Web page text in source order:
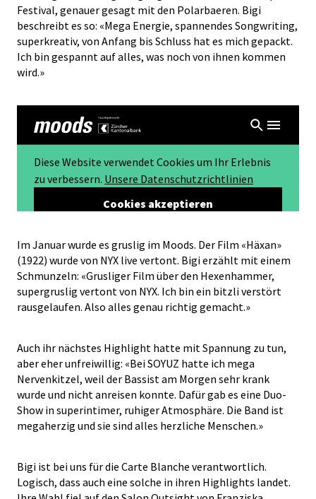
Festival, genauer gesagt mit den Polarbaeren. Bigi
beschreibt es so: «Mega Energie, spannendes Songwriting,
superkreativ, von Anfang bis Schluss hat es mich gepackt.
Ich bin gespannt auf alles, was noch von ihnen kommen
wird.»
Im Januar wurde es gruslig im Moods. Der Film «Häxan»
(1922) wurde von NYX live vertont. Bigi erzählt mit einem
Schmunzeln: «Grusliger Film über den Hexenhammer,
supergruslig vertont von NYX. Ich bin ein bitzli verstört
rausgelaufen. Also alles genau richtig gemacht.»
Auch ihr nächstes Highlight hatte mit Spannung zu tun,
aber eher unfreiwillig: «Bei SOYUZ hatte ich mega
Nervenkitzel, weil der Bassist am Morgen sehr krank
wurde und nicht anreisen konnte. Dafür gab es eine Duo-
Show in superintimer, ruhiger Atmosphäre. Die Band ist
megaherzig und sie sind alles herzliche Menschen.»
Bigi ist bei uns für die Carte Blanche verantwortlich.
Logisch, dass auch eine solche in ihren Highlights landet.